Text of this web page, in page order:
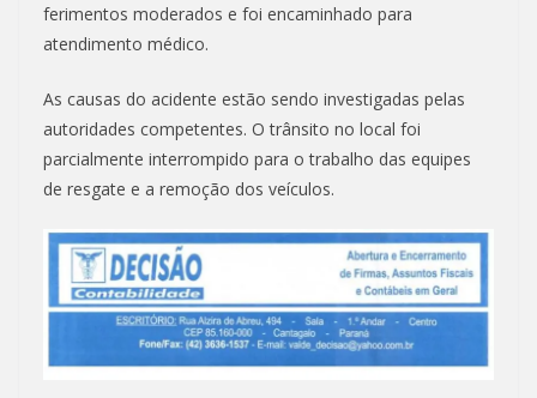
ferimentos moderados e foi encaminhado para
atendimento médico.
As causas do acidente estão sendo investigadas pelas
autoridades competentes. O trânsito no local foi
parcialmente interrompido para o trabalho das equipes
de resgate e a remoção dos veículos.